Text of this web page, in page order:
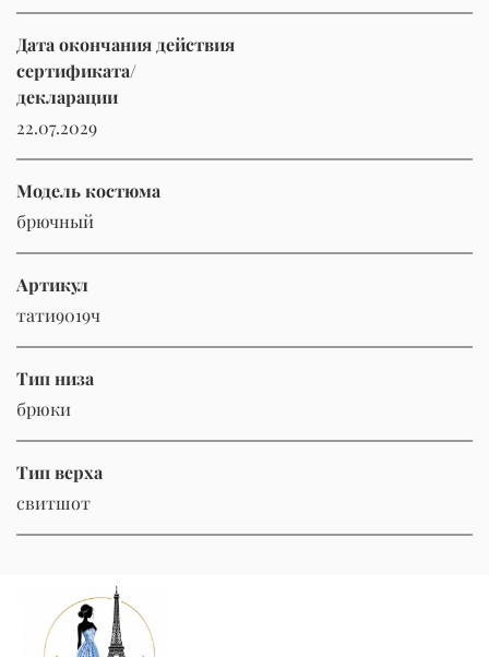
Дата окончания действия
сертификата/
декларации
22.07.2029
Модель костюма
брючный
Артикул
тати9019ч
Тип низа
брюки
Тип верха
свитшот